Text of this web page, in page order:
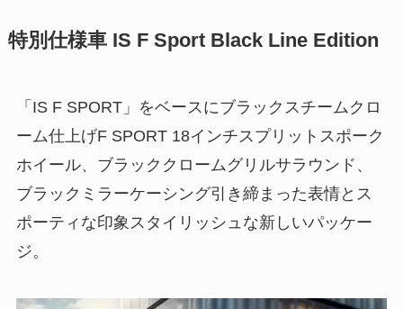
特別仕様車 IS F Sport Black Line Edition
「IS F SPORT」をベースにブラックスチームクロ
ーム仕上げF SPORT 18インチスプリットスポーク
ホイール、ブラッククロームグリルサラウンド、
ブラックミラーケーシング引き締まった表情とス
ポーティな印象スタイリッシュな新しいパッケー
ジ。